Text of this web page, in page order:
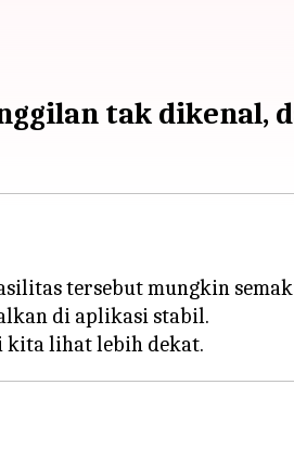
tak dikenal,
tersebut mungkin
di aplikasi stabil.